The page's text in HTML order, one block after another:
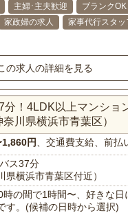
主婦･主夫歓迎
ブランクOK
家政婦の求人
家事代行スタッ
の求人の詳細を見る
分！4LDK以上マンショ
川県横浜市青葉区）
円 、交通費支給、前払
ス37分
県横浜市青葉区付近）
時の間で1時間〜、好きな日
す。(候補の日時から選択)